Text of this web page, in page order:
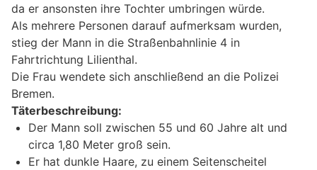
da er ansonsten ihre Tochter umbringen würde.
Als mehrere Personen darauf aufmerksam wurden,
stieg der Mann in die Straßenbahnlinie 4 in
Fahrtrichtung Lilienthal.
Die Frau wendete sich anschließend an die Polizei
Bremen.
Täterbeschreibung:
Der Mann soll zwischen 55 und 60 Jahre alt und
circa 1,80 Meter groß sein.
Er hat dunkle Haare, zu einem Seitenscheitel